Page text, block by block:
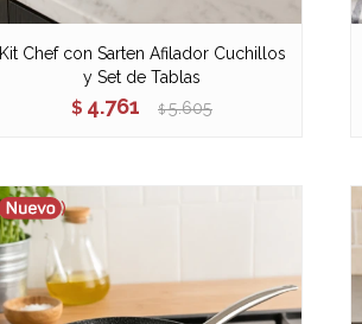
Kit Chef con Sarten Afilador Cuchillos
y Set de Tablas
$ 4.761 $ 5.605